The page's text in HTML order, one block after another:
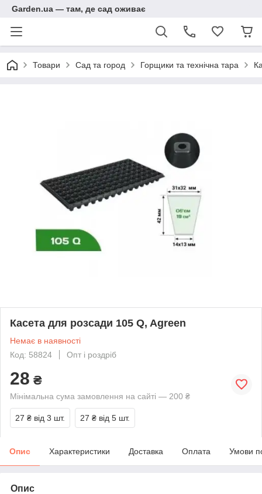
Garden.ua — там, де сад оживає
Товари Сад та город Горщики та технічна тара
Касета для розсади 105 Q, Agreen
Немає в наявності
Код: 58824
Опт і роздріб
28 ₴
Мінімальна сума замовлення на сайті — 200 ₴
27 ₴ від 3 шт. 27 ₴ від 5 шт.
Опис Характеристики Доставка Оплата Умови
Опис